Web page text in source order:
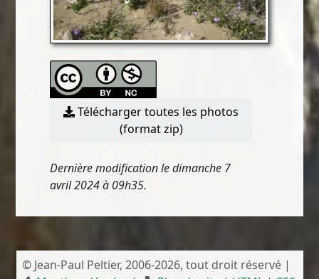
Télécharger toutes les photos
(format zip)
Dernière modification le dimanche 7
avril 2024 à 09h35.
© Jean-Paul Peltier, 2006-2026, tout droit réservé |